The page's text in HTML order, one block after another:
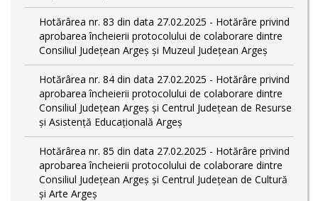
Hotărârea nr. 83 din data 27.02.2025 - Hotărâre privind
aprobarea încheierii protocolului de colaborare dintre
Consiliul Județean Argeș și Muzeul Județean Argeș
Hotărârea nr. 84 din data 27.02.2025 - Hotărâre privind
aprobarea încheierii protocolului de colaborare dintre
Consiliul Județean Argeș și Centrul Județean de Resurse
și Asistență Educațională Argeș
Hotărârea nr. 85 din data 27.02.2025 - Hotărâre privind
aprobarea încheierii protocolului de colaborare dintre
Consiliul Județean Argeș și Centrul Județean de Cultură
și Arte Argeș